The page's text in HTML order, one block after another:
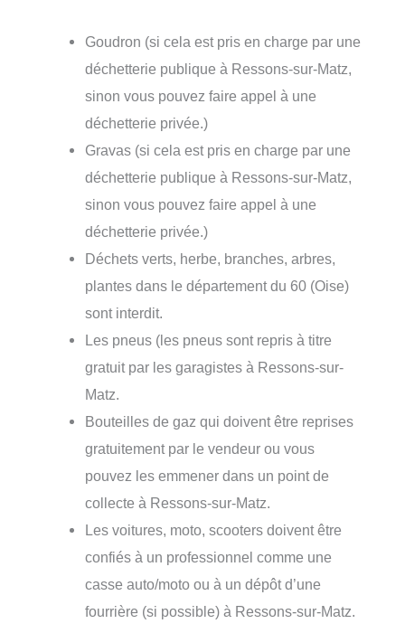
Goudron (si cela est pris en charge par une
déchetterie publique à Ressons-sur-Matz,
sinon vous pouvez faire appel à une
déchetterie privée.)
Gravas (si cela est pris en charge par une
déchetterie publique à Ressons-sur-Matz,
sinon vous pouvez faire appel à une
déchetterie privée.)
Déchets verts, herbe, branches, arbres,
plantes dans le département du 60 (Oise)
sont interdit.
Les pneus (les pneus sont repris à titre
gratuit par les garagistes à Ressons-sur-
Matz.
Bouteilles de gaz qui doivent être reprises
gratuitement par le vendeur ou vous
pouvez les emmener dans un point de
collecte à Ressons-sur-Matz.
Les voitures, moto, scooters doivent être
confiés à un professionnel comme une
casse auto/moto ou à un dépôt d’une
fourrière (si possible) à Ressons-sur-Matz.